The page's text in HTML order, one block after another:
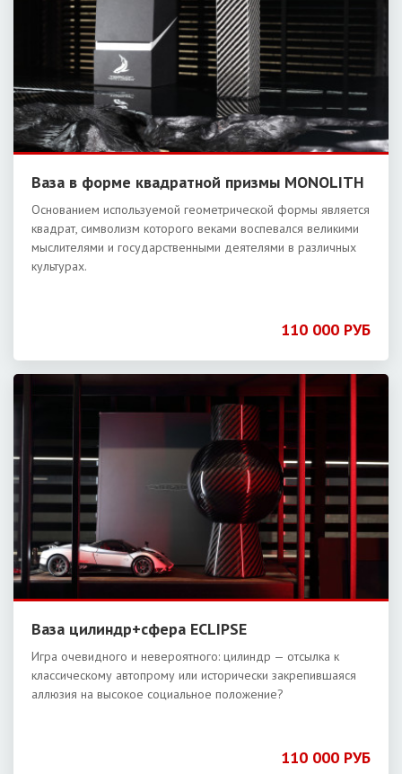
Ваза в форме квадратной призмы MONOLITH
Основанием используемой геометрической формы является
квадрат, символизм которого веками воспевался великими
мыслителями и государственными деятелями в различных
культурах.
110 000 РУБ
Ваза цилиндр+сфера ECLIPSE
Игра очевидного и невероятного: цилиндр — отсылка к
классическому автопрому или исторически закрепившаяся
аллюзия на высокое социальное положение?
110 000 РУБ